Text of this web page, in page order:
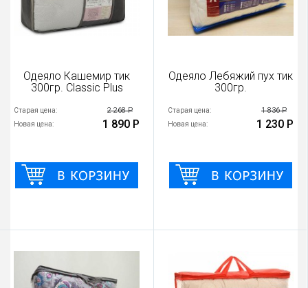
Одеяло Кашемир тик
300гр. Classic Plus
Старая цена: 2 268 Р
Новая цена: 1 890 Р
Одеяло Лебяжий пух тик
300гр.
Старая цена: 1 836 Р
Новая цена: 1 230 Р